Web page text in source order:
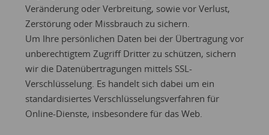
Veränderung oder Verbreitung, sowie vor Verlust,
Zerstörung oder Missbrauch zu sichern.
Um Ihre persönlichen Daten bei der Übertragung vor
unberechtigtem Zugriff Dritter zu schützen, sichern
wir die Datenübertragungen mittels SSL-
Verschlüsselung. Es handelt sich dabei um ein
standardisiertes Verschlüsselungsverfahren für
Online-Dienste, insbesondere für das Web.